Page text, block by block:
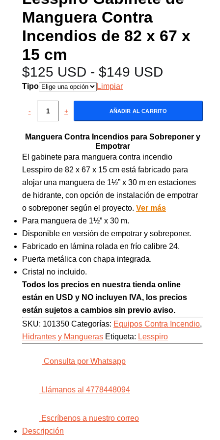
Manguera Contra
Incendios de 82 x 67 x
15 cm
$125 USD - $149 USD
Tipo Limpiar
- + AÑADIR AL CARRITO
Manguera Contra Incendios para Sobreponer y
Empotrar
El gabinete para manguera contra incendio
Lesspiro de 82 x 67 x 15 cm está fabricado para
alojar una manguera de 1½” x 30 m en estaciones
de hidrante, con opción de instalación de empotrar
o sobreponer según el proyecto. Ver más
Para manguera de 1½” x 30 m.
Disponible en versión de empotrar y sobreponer.
Fabricado en lámina rolada en frío calibre 24.
Puerta metálica con chapa integrada.
Cristal no incluido.
Todos los precios en nuestra tienda online
están en USD y NO incluyen IVA, los precios
están sujetos a cambios sin previo aviso.
SKU: 101350 Categorías: Equipos Contra Incendio,
Hidrantes y Mangueras Etiqueta: Lesspiro
Consulta por Whatsapp
Llámanos al 4778448094
Escríbenos a nuestro correo
Descripción